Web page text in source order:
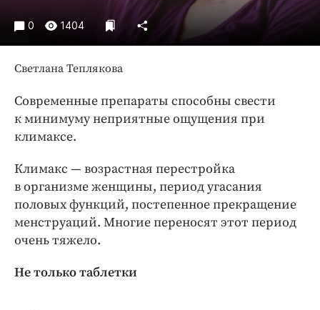
Клиника года
Бренд года
Работодатель года
0 1404
Светлана Теплякова
Современные препараты способны свести
к минимуму неприятные ощущения при
климаксе.
Климакс — возрастная перестройка
в организме женщины, период угасания
половых функций, постепенное прекращение
менструаций. Многие переносят этот период
очень тяжело.
Не только таблетки